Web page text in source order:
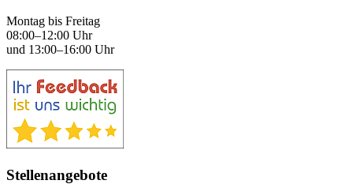
Montag bis Freitag
08:00–12:00 Uhr
und 13:00–16:00 Uhr
Stellenangebote